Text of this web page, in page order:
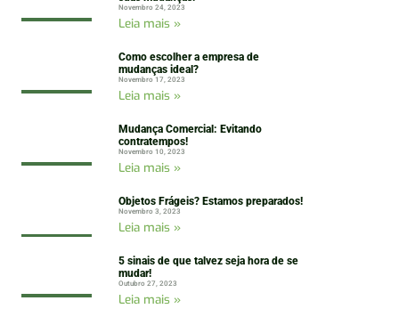
Novembro 24, 2023
Leia mais »
Como escolher a empresa de
mudanças ideal?
Novembro 17, 2023
Leia mais »
Mudança Comercial: Evitando
contratempos!
Novembro 10, 2023
Leia mais »
Objetos Frágeis? Estamos preparados!
Novembro 3, 2023
Leia mais »
5 sinais de que talvez seja hora de se
mudar!
Outubro 27, 2023
Leia mais »